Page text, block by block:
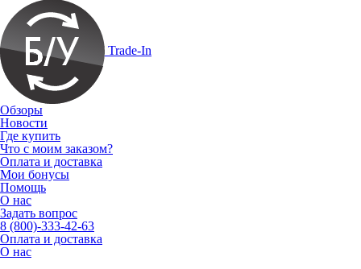
Trade-In
Обзоры
Новости
Где купить
Что с моим заказом?
Оплата и доставка
Мои бонусы
Помощь
О нас
Задать вопрос
8 (800)-333-42-63
Оплата и доставка
О нас